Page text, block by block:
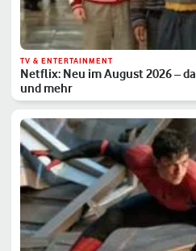
TV & ENTERTAINMENT
Netflix: Neu im August 2026 –
und mehr